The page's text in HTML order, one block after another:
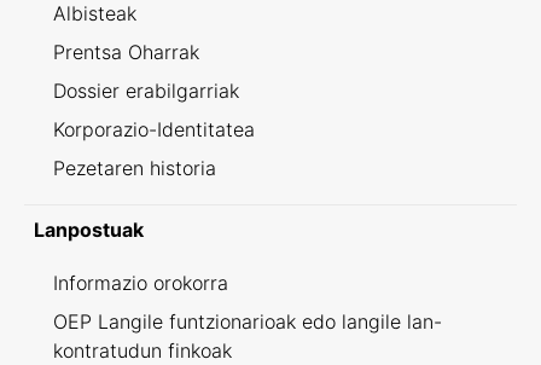
Albisteak
Prentsa Oharrak
Dossier erabilgarriak
Korporazio-Identitatea
Pezetaren historia
Lanpostuak
Informazio orokorra
OEP Langile funtzionarioak edo langile lan-
kontratudun finkoak